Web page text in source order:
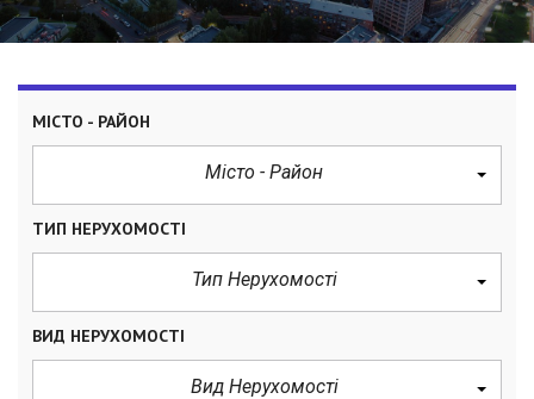
МІСТО - РАЙОН
Місто - Район
ТИП НЕРУХОМОСТІ
Тип Нерухомості
ВИД НЕРУХОМОСТІ
Вид Нерухомості